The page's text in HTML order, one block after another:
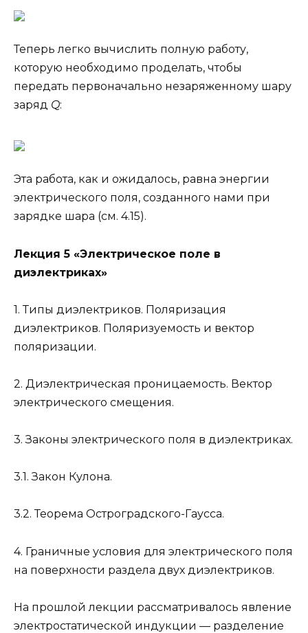
Теперь легко вычислить полную работу,
которую необходимо проделать, чтобы
передать первоначально незаряженному шару
заряд Q:
Эта работа, как и ожидалось, равна энергии
электрического поля, созданного нами при
зарядке шара (см. 4.15).
Лекция 5 «Электрическое поле в
диэлектриках»
1. Типы диэлектриков. Поляризация
диэлектриков. Поляризуемость и вектор
поляризации.
2. Диэлектрическая проницаемость. Вектор
электрического смещения.
3. Законы электрического поля в диэлектриках.
3.1. Закон Кулона.
3.2. Теорема Остроградского-Гаусса.
4. Граничные условия для электрического поля
на поверхности раздела двух диэлектриков.
На прошлой лекции рассматривалось явление
электростатической индукции — разделение